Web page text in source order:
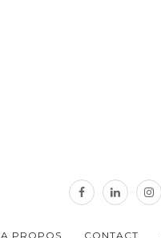
A PROPOS CONTACT